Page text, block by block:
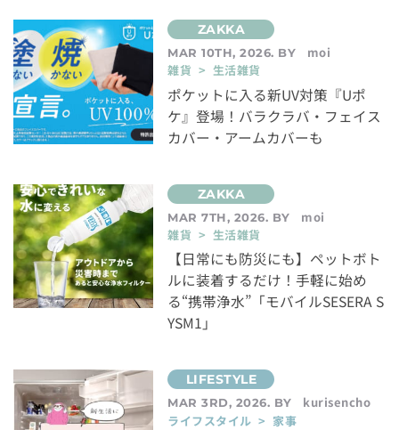
MAR 10TH, 2026. BY
moi
雑貨 > 生活雑貨
ポケットに入る新UV対策『Uポ
ケ』登場！バラクラバ・フェイス
カバー・アームカバーも
MAR 7TH, 2026. BY
moi
雑貨 > 生活雑貨
【日常にも防災にも】ペットボト
ルに装着するだけ！手軽に始め
る“携帯浄水”「モバイルSESERA S
YSM1」
MAR 3RD, 2026. BY
kurisencho
ライフスタイル > 家事